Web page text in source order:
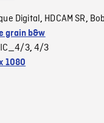
Digital, HDCAM SR,
grain b&w
3,4/3
1080